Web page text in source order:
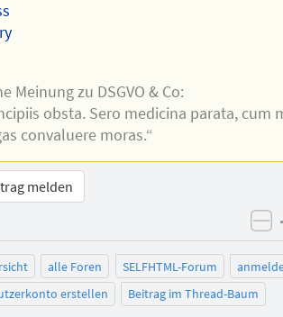
Meinung zu DSGVO & Co:
obsta. Sero medicina parata, cum
convaluere moras.“
melden
alle Foren SELFHTML-Forum
erstellen
Beitrag im Thread-Baum